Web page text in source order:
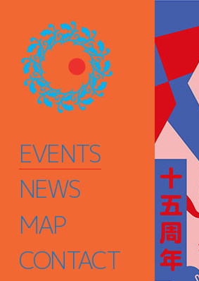
EVENTS
NEWS
MAP
CONTACT